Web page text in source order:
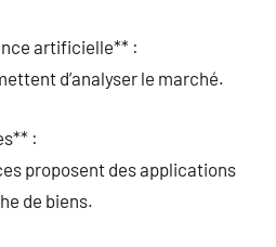
artificielle** :
d’analyser le marché.
:
proposent des applications
de biens.